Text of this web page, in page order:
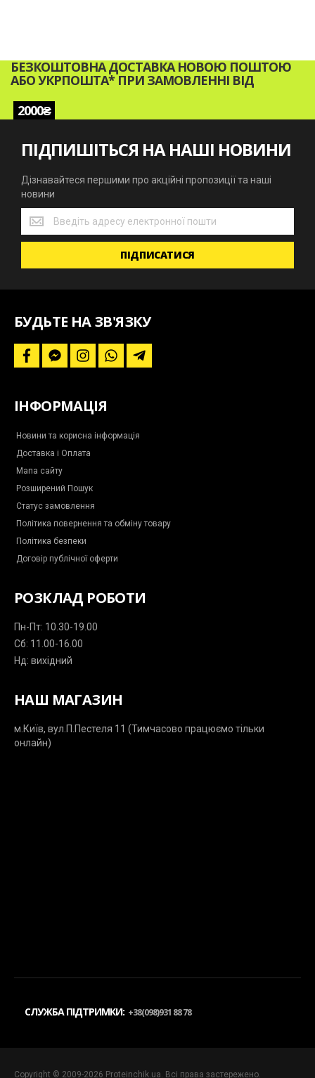
БЕЗКОШТОВНА ДОСТАВКА НОВОЮ ПОШТОЮ
АБО УКРПОШТА* ПРИ ЗАМОВЛЕННІ ВІД
2000₴
ПІДПИШІТЬСЯ НА НАШІ НОВИНИ
Дізнавайтеся першими про акційні пропозиції та наші
новини
Дізнавайтеся
першими
про
пропозиції
ПІДПИСАТИСЯ
БУДЬТЕ НА ЗВ'ЯЗКУ
f
a
b
o
f
a
b
o
-
m
e
s
s
e
g
r
i
n
a
g
m
w
h
t
e
-
ІНФОРМАЦІЯ
Новини та корисна інформація
Доставка і Оплата
Мапа сайту
Розширений Пошук
Статус замовлення
Політика повернення та обміну товару
Політика безпеки
Договір публічної оферти
РОЗКЛАД РОБОТИ
Пн-Пт: 10.30-19.00
Сб: 11.00-16.00
Нд: вихідний
НАШ МАГАЗИН
м.Київ, вул.П.Пестеля 11 (Тимчасово працюємо тільки
онлайн)
СЛУЖБА ПІДТРИМКИ: +38(098)931 88 78
Copyright © 2009-2026 Proteinchik.ua. Всі права застережено.